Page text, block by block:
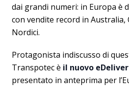
dai grandi numeri: in Europa è
con vendite record in Australia,
Nordici.
Protagonista indiscusso di
Transpotec è il nuovo
presentato in anteprima per